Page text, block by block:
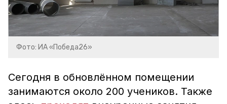
Фото: ИА «Победа26»
Сегодня в обновлённом помещении
занимаются около 200 учеников. Также